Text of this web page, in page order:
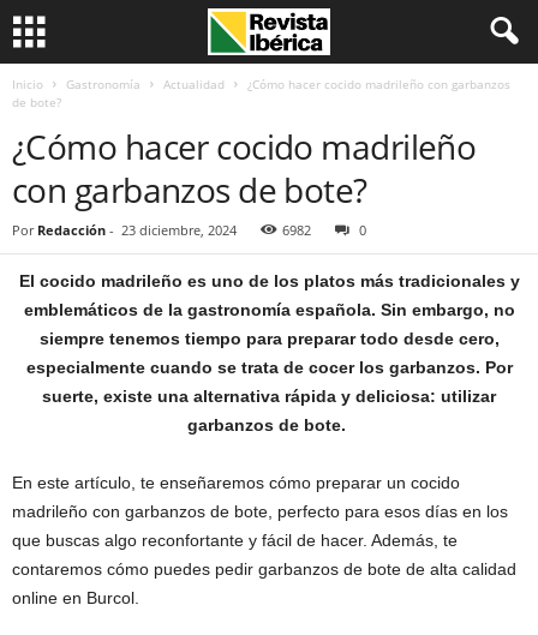
Inicio Gastronomía Actualidad
¿Cómo hacer cocido madrileño con garbanzos
de bote?
¿Cómo hacer cocido madrileño
con garbanzos de bote?
Por Redacción - 23 diciembre, 2024 6982 0
El cocido madrileño es uno de los platos más tradicionales y
emblemáticos de la gastronomía española. Sin embargo, no
siempre tenemos tiempo para preparar todo desde cero,
especialmente cuando se trata de cocer los garbanzos. Por
suerte, existe una alternativa rápida y deliciosa: utilizar
garbanzos de bote.
En este artículo, te enseñaremos cómo preparar un cocido
madrileño con garbanzos de bote, perfecto para esos días en los
que buscas algo reconfortante y fácil de hacer. Además, te
contaremos cómo puedes pedir garbanzos de bote de alta calidad
online en Burcol.